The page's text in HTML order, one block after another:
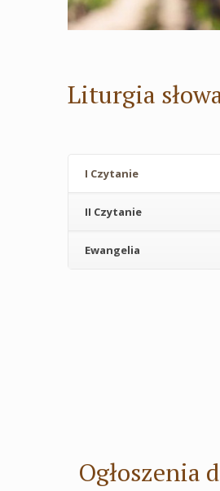
Liturgia
I Czytanie
II Czytanie
Ewangelia
Ogłoszenia